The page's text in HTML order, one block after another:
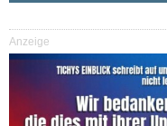
Anzeige